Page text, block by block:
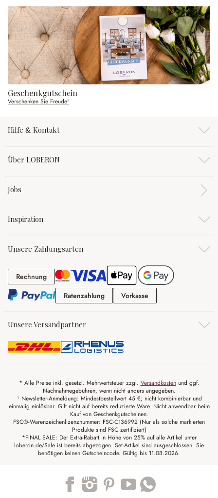
Geschenkgutschein
Verschenken Sie Freude!
Hilfe & Kontakt
Über LOBERON
Jobs
Inspiration
Unsere Zahlungsarten
RechnungRechnung
RatenzahlungRatenzahlung
Vorkasse
Unsere Versandpartner
* Alle Preise inkl. gesetzl. Mehrwertsteuer zzgl. Versandkostenund ggf.
Nachnahmegebühren, wenn nicht anders angegeben.
¹ Newsletter-Anmeldung: Mindestbestellwert 45 €; nicht kombinierbar und
einmalig einlösbar. Gilt nicht auf bereits reduzierte Ware. Nicht anwendbar beim
Kauf von Geschenkgutscheinen.
FSC®-Warenzeichenlizenznummer: FSC-C136992 (Nur als solche markierten
Produkte sind FSC zertifiziert)
*FINAL SALE: Der Extra-Rabatt in Höhe von 25% auf alle Artikel unter
loberon.de/Sale ist bereits abgezogen. Set-Artikel sind ausgeschlossen. Sie
benötigen keinen Gutscheincode. Gültig bis 11.08.2026.